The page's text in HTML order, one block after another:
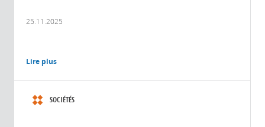
25.11.2025
Lire plus
SOCIÉTÉS